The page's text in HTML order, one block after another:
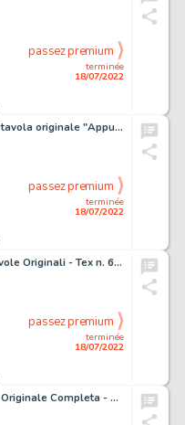
terminée
18/07/2022
passez premium
Domingo Mandrafina tavola originale "Appuntamento mancato"
terminée
18/07/2022
passez premium
Maurizio Dotti - 3x Tavole Originali - Tex n. 696 - "L'ombra del maestro" - (2018)
terminée
18/07/2022
passez premium
Lino Jeva - 64x Storia Originale Completa - Henry Sprint n. 11 - " Il trono del diavolo" - (1970)